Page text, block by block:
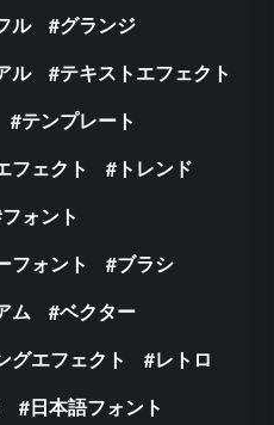
ル
グランジ
ル
テキストエフェクト
テンプレート
フェクト
トレンド
フォント
フォント
ブラシ
ム
ベクター
グエフェクト
レトロ
日本語フォント